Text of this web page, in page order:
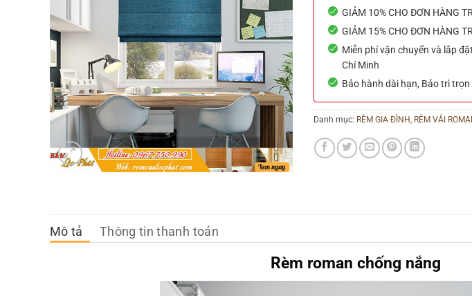
GIẢM 10% CHO ĐƠN HÀNG
GIẢM 15% CHO ĐƠN HÀNG
Miễn phí vận chuyển và lắp
Chí Minh
Bảo hành dài hạn, Bảo trì trọn
Danh mục: RÈM GIA ĐÌNH, RÈM VẢI
Mô tả Thông tin thanh toán
Rèm roman chống nắng